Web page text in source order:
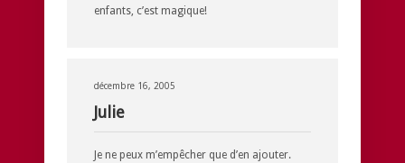
enfants, c’est magique!
décembre 16, 2005
Julie
Je ne peux m’empêcher que d’en ajouter.